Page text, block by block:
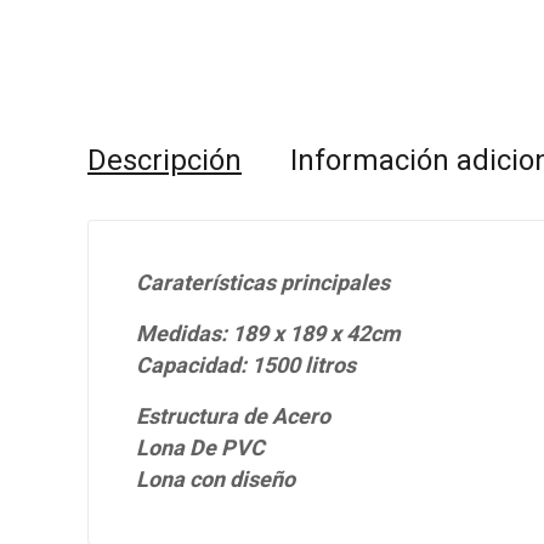
Descripción Información
Caraterísticas principales
Medidas: 189 x 189 x 42cm
Capacidad: 1500 litros
Estructura de Acero
Lona De PVC
Lona con diseño